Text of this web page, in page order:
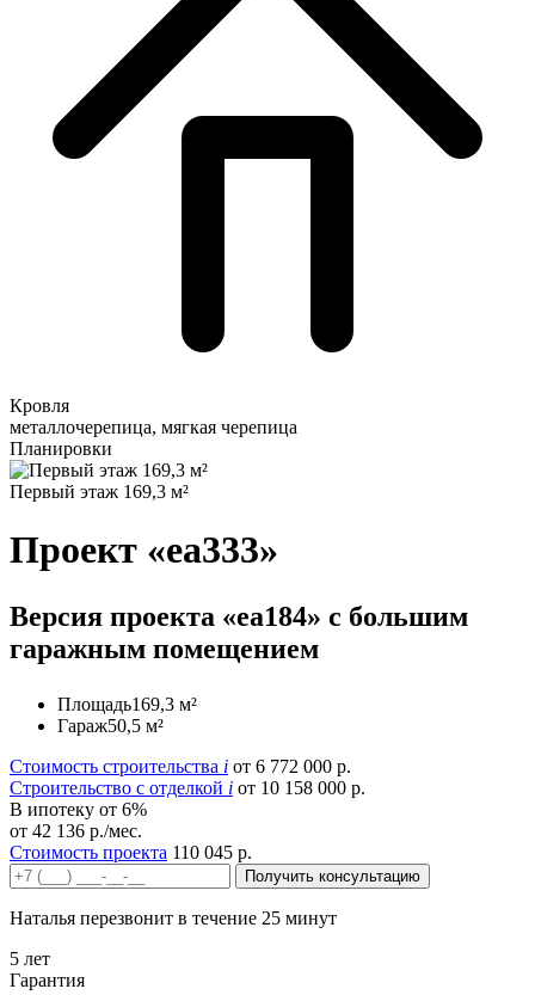
Кровля
металлочерепица, мягкая черепица
Планировки
Первый этаж 169,3 м²
Проект «ea333»
Версия проекта «ea184» c большим
гаражным помещением
Площадь169,3 м²
Гараж50,5 м²
Стоимость строительства i от 6 772 000 р.
Строительство c отделкой i от 10 158 000 р.
В ипотеку от 6%
от 42 136 р./мес.
Стоимость проекта 110 045 р.
Получить консультацию
Наталья перезвонит в течение 25 минут
5 лет
Гарантия